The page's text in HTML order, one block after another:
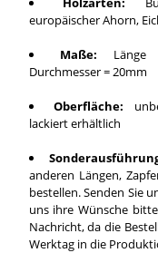
europäischer Ahorn,
Maße: Länge
Durchmesser = 20mm
Oberfläche:
lackiert erhältlich
anderen Längen,
bestellen. Senden Sie
uns ihre Wünsche bitte
Nachricht, da die
Werktag in die